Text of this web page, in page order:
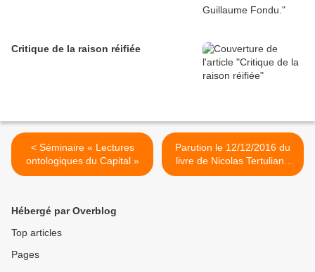
Critique de la raison réifiée
< Séminaire « Lectures
ontologiques du Capital »
Parution le 12/12/2016 du
livre de Nicolas Tertulian :
Pourquoi Lukács ? >
Hébergé par Overblog
Top articles
Pages